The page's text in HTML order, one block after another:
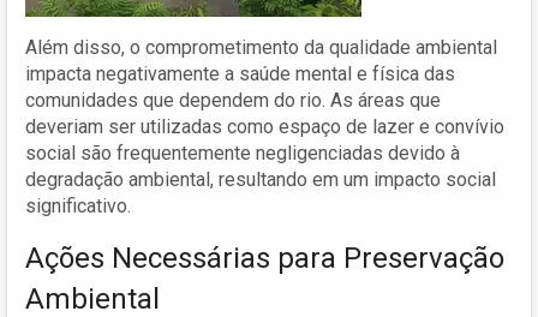
Além disso, o comprometimento da qualidade ambiental
impacta negativamente a saúde mental e física das
comunidades que dependem do rio. As áreas que
deveriam ser utilizadas como espaço de lazer e convívio
social são frequentemente negligenciadas devido à
degradação ambiental, resultando em um impacto social
significativo.
Ações Necessárias para Preservação
Ambiental